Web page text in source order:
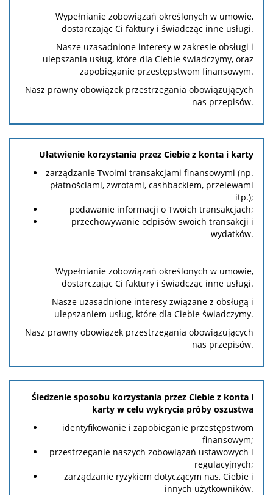
Wypełnianie zobowiązań określonych w umowie,
dostarczając Ci faktury i świadcząc inne usługi.
Nasze uzasadnione interesy w zakresie obsługi i
ulepszania usług, które dla Ciebie świadczymy, oraz
zapobieganie przestępstwom finansowym.
Nasz prawny obowiązek przestrzegania obowiązujących
nas przepisów.
Ułatwienie korzystania przez Ciebie z konta i karty
zarządzanie Twoimi transakcjami finansowymi (np.
płatnościami, zwrotami, cashbackiem, przelewami
itp.);
podawanie informacji o Twoich transakcjach;
przechowywanie odpisów swoich transakcji i
wydatków.
Wypełnianie zobowiązań określonych w umowie,
dostarczając Ci faktury i świadcząc inne usługi.
Nasze uzasadnione interesy związane z obsługą i
ulepszaniem usług, które dla Ciebie świadczymy.
Nasz prawny obowiązek przestrzegania obowiązujących
nas przepisów.
Śledzenie sposobu korzystania przez Ciebie z konta i
karty w celu wykrycia próby oszustwa
identyfikowanie i zapobieganie przestępstwom
finansowym;
przestrzeganie naszych zobowiązań ustawowych i
regulacyjnych;
zarządzanie ryzykiem dotyczącym nas, Ciebie i
innych użytkowników.